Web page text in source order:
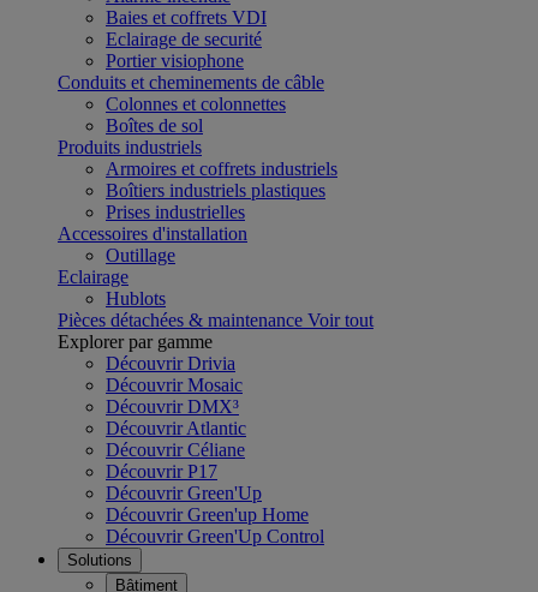
Baies et coffrets VDI
Eclairage de securité
Portier visiophone
Conduits et cheminements de câble
Colonnes et colonnettes
Boîtes de sol
Produits industriels
Armoires et coffrets industriels
Boîtiers industriels plastiques
Prises industrielles
Accessoires d'installation
Outillage
Eclairage
Hublots
Pièces détachées & maintenance Voir tout
Explorer par gamme
Découvrir Drivia
Découvrir Mosaic
Découvrir DMX³
Découvrir Atlantic
Découvrir Céliane
Découvrir P17
Découvrir Green'Up
Découvrir Green'up Home
Découvrir Green'Up Control
Solutions
Bâtiment